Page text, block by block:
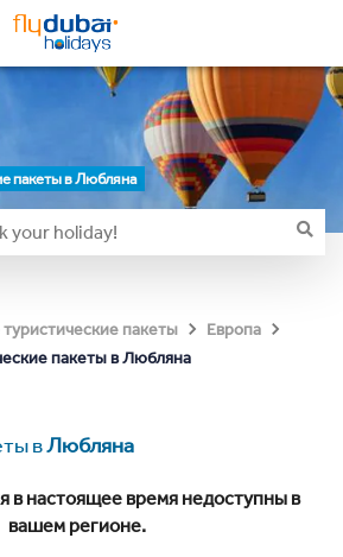
пакеты в Любляна
пакеты
Европа
пакеты в Любляна
вЛюбляна
в настоящее время недоступны в
вашем регионе.